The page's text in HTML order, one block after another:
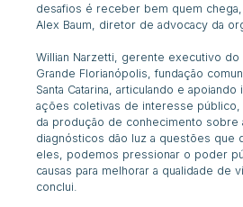
desafios é receber bem quem
Alex Baum, diretor deadvocacy da
Willian Narzetti, gerente executivo do
Grande Florianópolis, fundação
Santa Catarina, articulando e
ações coletivas de interesse público,
da produção de conhecimento sobre
diagnósticos dão luz a questões que
eles, podemos pressionar o poder
causas para melhorar a qualidade de
conclui.